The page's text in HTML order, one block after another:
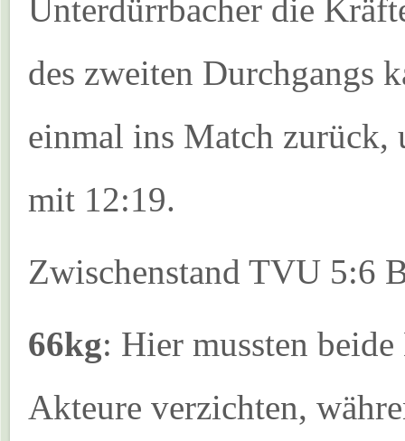
Unterdürrbacher die
des zweiten Durchgangs
einmal ins Match zurück,
mit 12:19.
Zwischenstand TVU 5:6
66kg: Hier mussten
Akteure verzichten,